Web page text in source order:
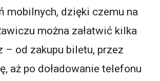
mobilnych, dzięki czemu na
można załatwić kilka
– od zakupu biletu, przez
aż po doładowanie telefonu